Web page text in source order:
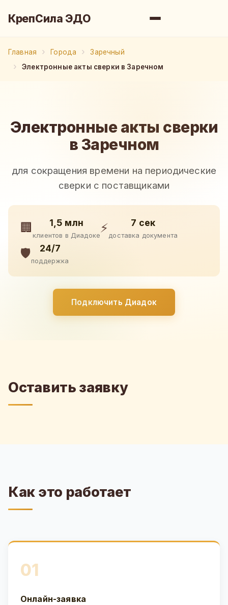
КрепСила ЭДО
Главная Города
Заречный
Электронные акты сверки в Заречном
Электронные акты сверки
в Заречном
для сокращения времени на периодические
сверки с поставщиками
🏢 1,5 млн
клиентов в Диадоке
⚡ 7 сек
доставка документа
🛡️ 24/7
поддержка
Подключить Диадок
Оставить заявку
Как это работает
01
Онлайн-заявка